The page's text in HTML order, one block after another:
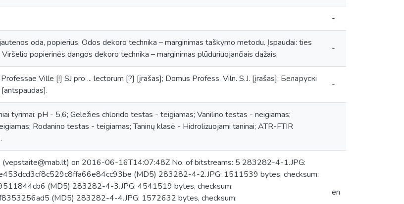
-
oda, popierius. Odos dekoro technika – marginimas taškymo metodu. Įspaudai: ties
popierinės dangos dekoro technika – marginimas plūduriuojančiais dažais.
-
Ville [!] SJ pro ... lectorum [?] [įrašas]; Domus Profess. Viln. S.J. [įrašas]; Беларускi
-
tyrimai: pH - 5,6; Geležies chlorido testas - teigiamas; Vanilino testas - neigiamas;
Rodanino testas - teigiamas; Taninų klasė - Hidrolizuojami taninai; ATR-FTIR
(vepstaite@mab.lt) on 2016-06-16T14:07:48Z No. of bitstreams: 5 283282-4-1.JPG:
(MD5) 283282-4-2.JPG: 1511539 bytes, checksum:
(MD5) 283282-4-3.JPG: 4541519 bytes, checksum:
(MD5) 283282-4-4.JPG: 1572632 bytes, checksum:
en